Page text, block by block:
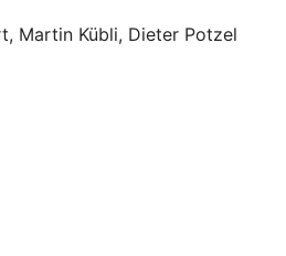
Martin Kübli, Dieter Potzel